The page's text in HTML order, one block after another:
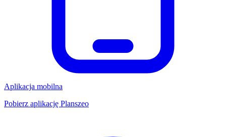
Aplikacja mobilna
Pobierz aplikację Planszeo